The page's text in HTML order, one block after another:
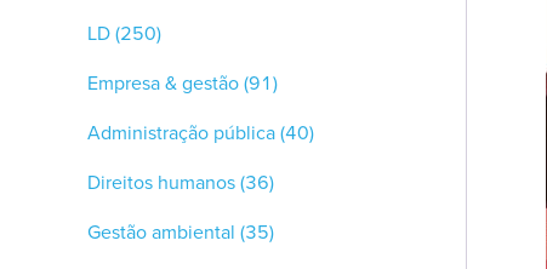
LD(250)
Empresa & gestão(91)
Administração pública(40)
Direitos humanos(36)
Gestão ambiental (35)